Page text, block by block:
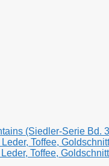
(Siedler-Serie Bd.
Toffee,
Toffee,